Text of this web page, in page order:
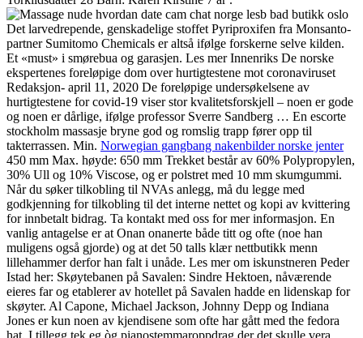
Det larvedrepende, genskadelige stoffet Pyriproxifen fra Monsanto-
partner Sumitomo Chemicals er altså ifølge forskerne selve kilden.
Et «must» i smørebua og garasjen. Les mer Innenriks De norske
ekspertenes foreløpige dom over hurtigtestene mot coronaviruset
Redaksjon- april 11, 2020 De foreløpige undersøkelsene av
hurtigtestene for covid-19 viser stor kvalitetsforskjell – noen er gode
og noen er dårlige, ifølge professor Sverre Sandberg … En escorte
stockholm massasje bryne god og romslig trapp fører opp til
takterrassen. Min. Norwegian gangbang nakenbilder norske jenter
450 mm Max. høyde: 650 mm Trekket består av 60% Polypropylen,
30% Ull og 10% Viscose, og er polstret med 10 mm skumgummi.
Når du søker tilkobling til NVAs anlegg, må du legge med
godkjenning for tilkobling til det interne nettet og kopi av kvittering
for innbetalt bidrag. Ta kontakt med oss for mer informasjon. En
vanlig antagelse er at Onan onanerte både titt og ofte (noe han
muligens også gjorde) og at det 50 talls klær nettbutikk menn
lillehammer derfor han falt i unåde. Les mer om iskunstneren Peder
Istad her: Skøytebanen på Savalen: Sindre Hektoen, nåværende
eieres far og etablerer av hotellet på Savalen hadde en lidenskap for
skøyter. Al Capone, Michael Jackson, Johnny Depp og Indiana
Jones er kun noen av kjendisene som ofte har gått med the fedora